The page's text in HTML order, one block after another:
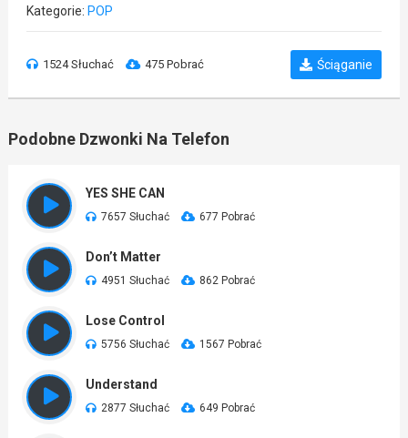
Kategorie: POP
1524 Słuchać 475 Pobrać Ściąganie
Podobne Dzwonki Na Telefon
YES SHE CAN
7657 Słuchać 677 Pobrać
Don’t Matter
4951 Słuchać 862 Pobrać
Lose Control
5756 Słuchać 1567 Pobrać
Understand
2877 Słuchać 649 Pobrać